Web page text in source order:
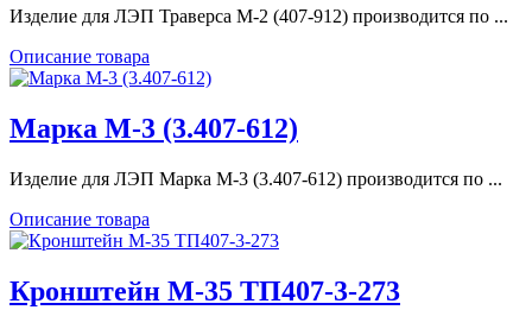
Изделие для ЛЭП Траверса М-2 (407-912) производится по ...
Описание товара
Марка М-3 (3.407-612)
Изделие для ЛЭП Марка М-3 (3.407-612) производится по ...
Описание товара
Кронштейн М-35 ТП407-3-273